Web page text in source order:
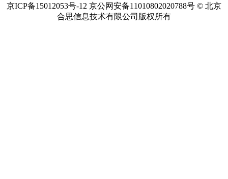
京ICP备15012053号-12 京公网安备11010802020788号 © 北京
合思信息技术有限公司版权所有